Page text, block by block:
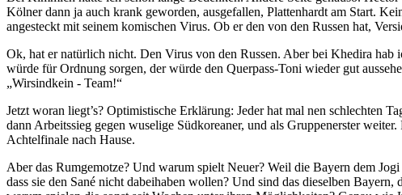
Kölner dann ja auch krank geworden, ausgefallen, Plattenhardt am Start.
angesteckt mit seinem komischen Virus. Ob er den von den Russen hat,
Ok, hat er natürlich nicht. Den Virus von den Russen. Aber bei Khedira
würde für Ordnung sorgen, der würde den Querpass-Toni wieder gut
„Wirsindkein - Team!“
Jetzt woran liegt’s? Optimistische Erklärung: Jeder hat mal nen schlechten
dann Arbeitssieg gegen wuselige Südkoreaner, und als Gruppenerster
Achtelfinale nach Hause.
Aber das Rumgemotze? Und warum spielt Neuer? Weil die Bayern dem
dass sie den Sané nicht dabeihaben wollen? Und sind das dieselben